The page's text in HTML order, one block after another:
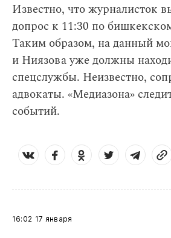
Известно, что журналисток
допрос к 11:30 по
Таким образом, на данный
и Ниязова уже должны
спецслужбы. Неизвестно,
адвокаты. «Медиазона»
событий.
16:02 17 января